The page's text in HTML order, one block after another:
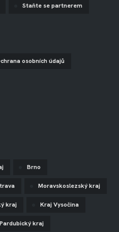
Staňte se partnerem
osobních údajů
Brno
Moravskoslezský kraj
kraj Kraj Vysočina
Pardubický kraj